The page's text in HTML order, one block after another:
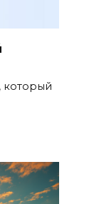
который